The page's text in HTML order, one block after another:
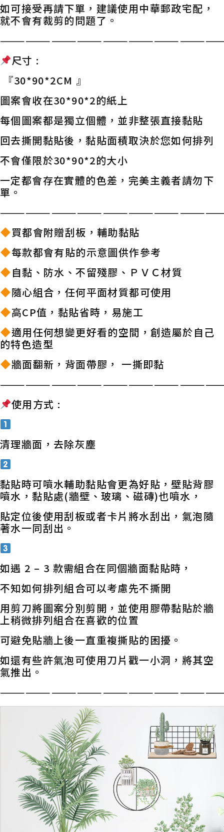
如可接受再請下單，建議使用中華郵政宅配，
就不會有裁剪的問題了。
尺寸 :
『30*90*2CM 』
圖案會收在30*90*2的紙上
每個圖案都是獨立個體，並非整張直接黏貼
回去撕開黏貼後，黏貼面積取決於您如何排列
不會僅限於30*90*2的大小
一定都會存在實體的色差，完美主義者請勿下
單。
買都會附贈刮板，輔助黏貼
每款都會有貼的示意圖供作參考
自黏、防水、不留殘膠、ＰＶＣ材質
隨心組合，任何平面材質都可使用
高CP值，黏貼省時，易施工
適用任何想變更好看的空間，創造屬於自己
的特色造型
牆面翻新，背面帶膠， 一撕即黏
使用方式 :
清理牆面，去除灰塵
黏貼時可噴水輔助黏貼會更為好貼，壁貼背膠
噴水，黏貼處(牆壁、玻璃、磁磚)也噴水，
貼定位後使用刮板或者卡片將水刮出，氣泡隨
著水一同刮出。
如遇 2 – 3 款需組合在同個牆面黏貼時，
不知如何排列組合可以考慮先不撕開
用剪刀將圖案分別剪開，並使用膠帶黏貼於牆
上稍微排列組合在喜歡的位置
可避免貼牆上後一直重複撕貼的困擾。
如還有些許氣泡可使用刀片戳一小洞，將其空
氣推出。